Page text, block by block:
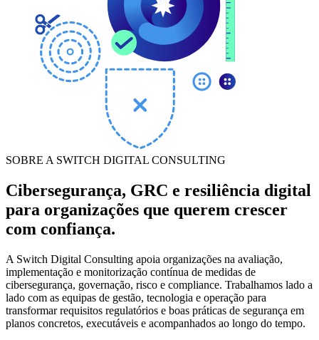
SOBRE A SWITCH DIGITAL CONSULTING
Cibersegurança, GRC e resiliência digital
para organizações que querem crescer
com confiança.
A Switch Digital Consulting apoia organizações na avaliação,
implementação e monitorização contínua de medidas de
cibersegurança, governação, risco e compliance. Trabalhamos lado a
lado com as equipas de gestão, tecnologia e operação para
transformar requisitos regulatórios e boas práticas de segurança em
planos concretos, executáveis e acompanhados ao longo do tempo.